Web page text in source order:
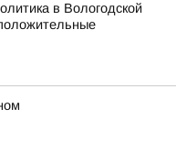
в Вологодской